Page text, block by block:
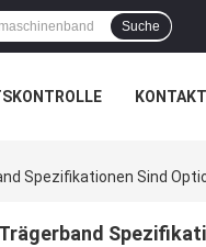
Suche
KONTAKT
Spezifikationen Sind